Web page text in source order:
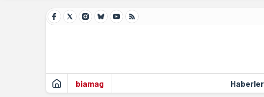
biamag Haberler